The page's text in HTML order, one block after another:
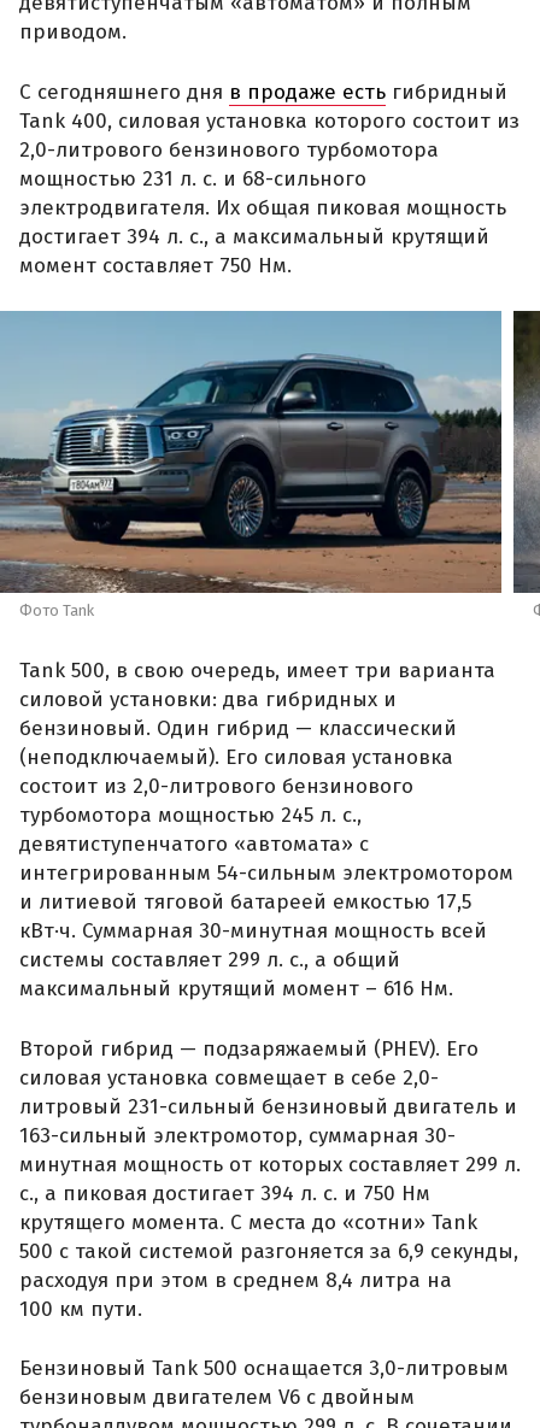
приводом.
С сегодняшнего дня в продаже есть гибридный
Tank 400, силовая установка которого состоит из
2,0-литрового бензинового турбомотора
мощностью 231 л. с. и 68-сильного
электродвигателя. Их общая пиковая мощность
достигает 394 л. с., а максимальный крутящий
момент составляет 750 Нм.
Фото Tank
Tank 500, в свою очередь, имеет три варианта
силовой установки: два гибридных и
бензиновый. Один гибрид — классический
(неподключаемый). Его силовая установка
состоит из 2,0-литрового бензинового
турбомотора мощностью 245 л. с.,
девятиступенчатого «автомата» с
интегрированным 54-сильным электромотором
и литиевой тяговой батареей емкостью 17,5
кВт·ч. Суммарная 30-минутная мощность всей
системы составляет 299 л. с., а общий
максимальный крутящий момент – 616 Нм.
Второй гибрид — подзаряжаемый (PHEV). Его
силовая установка совмещает в себе 2,0-
литровый 231-сильный бензиновый двигатель и
163-сильный электромотор, суммарная 30-
минутная мощность от которых составляет 299 л.
с., а пиковая достигает 394 л. с. и 750 Нм
крутящего момента. С места до «сотни» Tank
500 с такой системой разгоняется за 6,9 секунды,
расходуя при этом в среднем 8,4 литра на
100 км пути.
Бензиновый Tank 500 оснащается 3,0-литровым
бензиновым двигателем V6 с двойным